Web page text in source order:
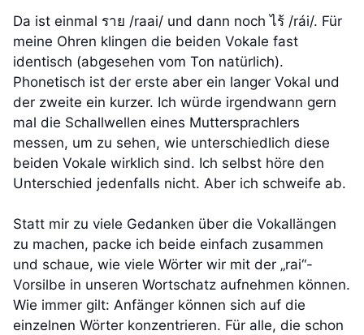
Da ist einmal ราย /raai/ und dann noch ไร้ /rái/. Für
meine Ohren klingen die beiden Vokale fast
identisch (abgesehen vom Ton natürlich).
Phonetisch ist der erste aber ein langer Vokal und
der zweite ein kurzer. Ich würde irgendwann gern
mal die Schallwellen eines Muttersprachlers
messen, um zu sehen, wie unterschiedlich diese
beiden Vokale wirklich sind. Ich selbst höre den
Unterschied jedenfalls nicht. Aber ich schweife ab.
Statt mir zu viele Gedanken über die Vokallängen
zu machen, packe ich beide einfach zusammen
und schaue, wie viele Wörter wir mit der „rai“-
Vorsilbe in unseren Wortschatz aufnehmen können.
Wie immer gilt: Anfänger können sich auf die
einzelnen Wörter konzentrieren. Für alle, die schon